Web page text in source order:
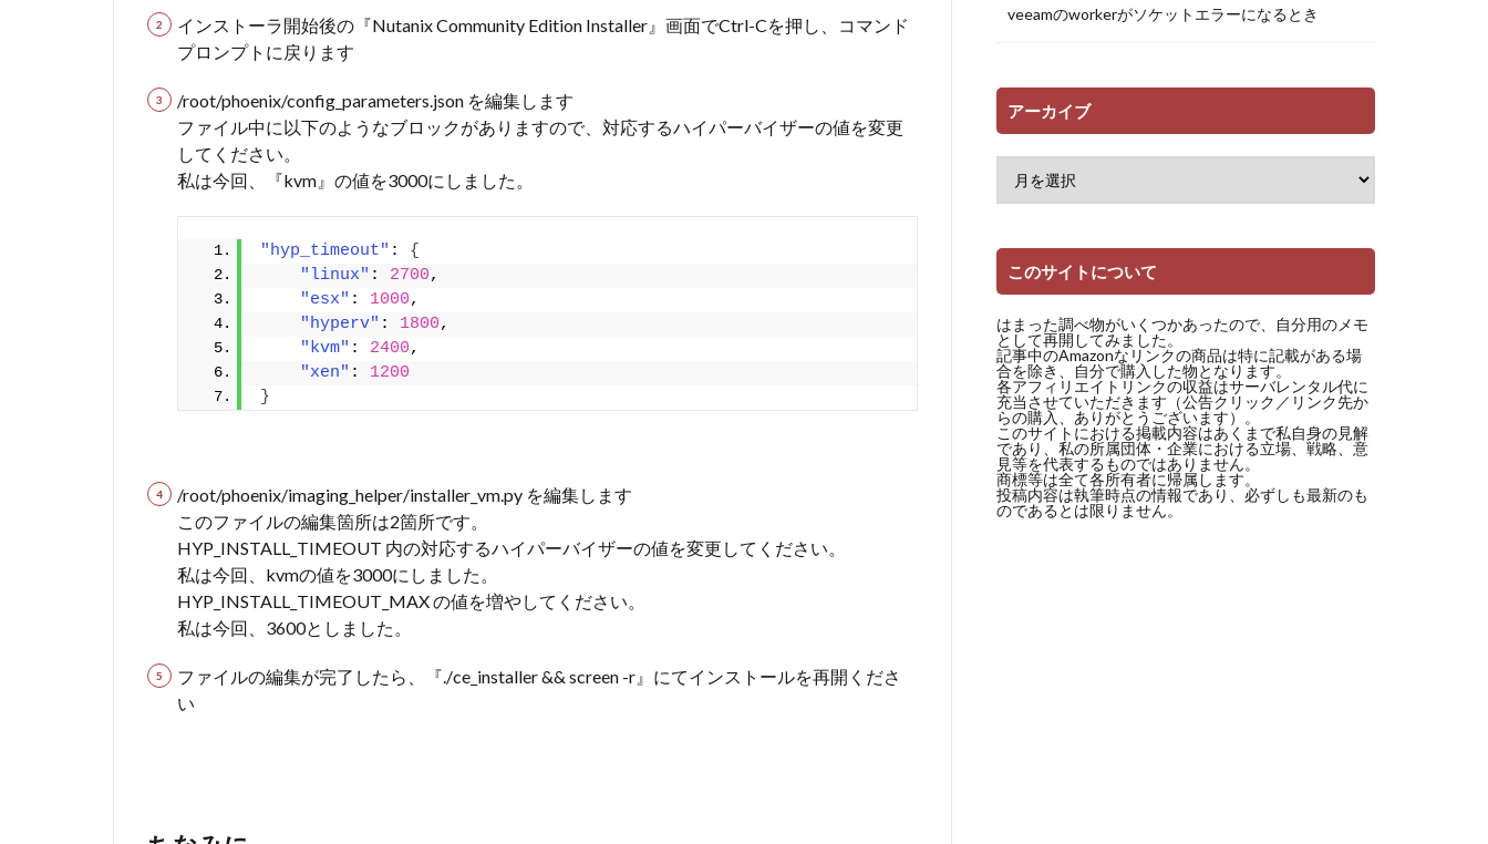
インストーラ開始後の『Nutanix Community Edition Installer』画面でCtrl-Cを押し、コマンド
プロンプトに戻ります
/root/phoenix/config_parameters.json を編集します
ファイル中に以下のようなブロックがありますので、対応するハイパーバイザーの値を変更
してください。
私は今回、『kvm』の値を3000にしました。
"hyp_timeout" : {
"linux" : 2700,
"esx" : 1000,
"hyperv" : 1800,
"kvm" : 2400,
"xen" : 1200
}
/root/phoenix/imaging_helper/installer_vm.py を編集します
このファイルの編集箇所は2箇所です。
HYP_INSTALL_TIMEOUT 内の対応するハイパーバイザーの値を変更してください。
私は今回、kvmの値を3000にしました。
HYP_INSTALL_TIMEOUT_MAX の値を増やしてください。
私は今回、3600としました。
ファイルの編集が完了したら、『./ce_installer && screen -r』にてインストールを再開くださ
い
veeamのworkerがソケットエラーになるとき
アーカイブ
このサイトについて
はまった調べ物がいくつかあったので、自分用のメモ
として再開してみました。
記事中のAmazonなリンクの商品は特に記載がある場
合を除き、自分で購入した物となります。
各アフィリエイトリンクの収益はサーバレンタル代に
充当させていただきます（公告クリック／リンク先か
らの購入、ありがとうございます）。
このサイトにおける掲載内容はあくまで私自身の見解
であり、私の所属団体・企業における立場、戦略、意
見等を代表するものではありません。
商標等は全て各所有者に帰属します。
投稿内容は執筆時点の情報であり、必ずしも最新のも
のであるとは限りません。